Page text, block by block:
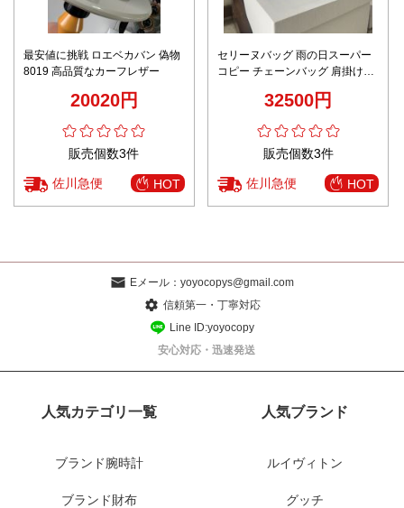
最安値に挑戦 ロエベカバン 偽物
8019 高品質なカーフレザー
20020円
販売個数3件
佐川急便 HOT
セリーヌバッグ 雨の日スーパー
コピー チェーンバッグ 肩掛け
32500円
販売個数3件
佐川急便 HOT
Eメール： yoyocopys@gmail.com
信頼第一・丁寧対応
Line ID:yoyocopy
安心対応・迅速発送
人気カテゴリ一覧
ブランド腕時計
ブランド財布
人気ブランド
ルイヴィトン
グッチ